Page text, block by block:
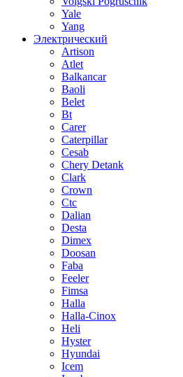
Yale
Yang
Электрический
Artison
Atlet
Balkancar
Baoli
Belet
Bt
Carer
Caterpillar
Cesab
Chery Detank
Clark
Crown
Ctc
Dalian
Desta
Dimex
Doosan
Faba
Feeler
Fimsa
Halla
Halla-Cinox
Heli
Hyster
Hyundai
Icem